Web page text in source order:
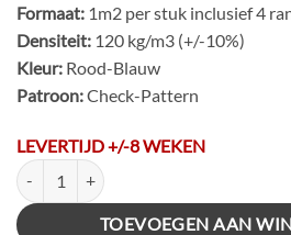
Formaat: 1m2 per stuk inclusief 4
Densiteit: 120 kg/m3 (+/-10%)
Kleur: Rood-Blauw
Patroon:Check-Pattern
LEVERTIJD +/-8 WEKEN
TATAMI PREMIUM 40 EVA FOAM
TOEVOEGEN AAN